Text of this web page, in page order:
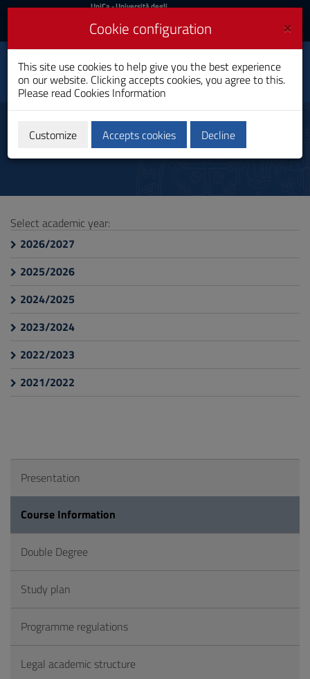
Skip
Content
to
Go
Footer
UniCa
Login
UniCa- Università degli
Login UniCA News
Toggle
navigation
Business and
Economics
Bachelor's Degree
Course Information
Select academic year:
2026/2027
2025/2026
2024/2025
2023/2024
2022/2023
2021/2022
Presentation
Course Information
Double Degree
Study plan
Programme regulations
Legal academic structure
×
Cookie configuration
This site use cookies to help give you the best experience
on our website. Clicking accepts cookies, you agree to this.
Please read Cookies Information
Customize Accepts cookies Decline